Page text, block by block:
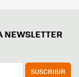
SUSCRIBIR